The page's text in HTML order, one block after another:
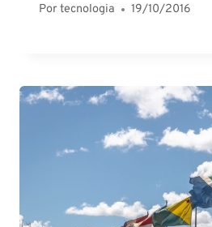
Portecnologia 19/10/2016